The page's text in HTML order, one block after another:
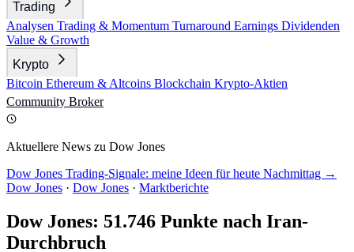
Trading
Analysen Trading & Momentum Turnaround Earnings Dividenden
Value & Growth
Krypto
Bitcoin Ethereum & Altcoins Blockchain Krypto-Aktien
Community Broker
Aktuellere News zu Dow Jones
Dow Jones Trading-Signale: meine Ideen für heute Nachmittag →
Dow Jones · Dow Jones · Marktberichte
Dow Jones: 51.746 Punkte nach Iran-
Durchbruch